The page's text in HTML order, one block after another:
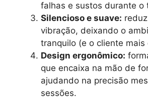
falhas e sustos durante o
Silencioso e suave:
vibração, deixando o
tranquilo (e o cliente mais
Design ergonômico:
que encaixa na mão de
ajudando na precisão
sessões.